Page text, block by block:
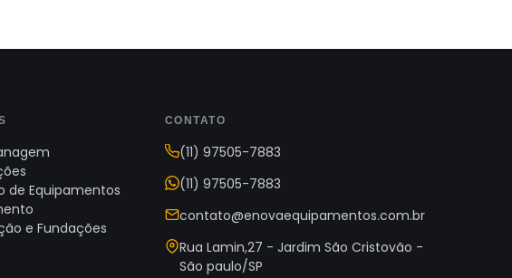
de Equipamentos
e Fundações
CONTATO
(11) 97505-7883
(11) 97505-7883
contato@enovaequipamentos.com.br
Rua Lamin,27 - Jardim São Cristovão -
São paulo/SP